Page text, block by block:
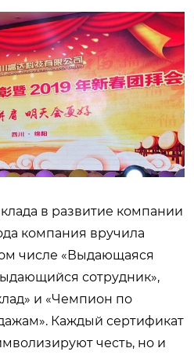
в развитие компании
компания вручила
числе «Выдающаяся
сотрудник»,
и «Чемпион по
Каждый сертификат
честь, но и